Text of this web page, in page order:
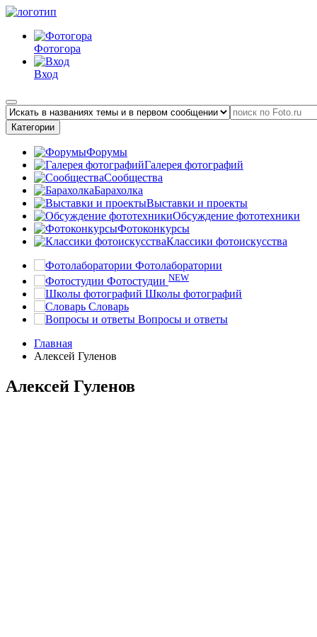
Фотогора
Вход
Категории
Форумы
Галерея фотографий
Сообщества
Барахолка
Выставки и проекты
Обсуждение фототехники
Фотоконкурсы
Классики фотоискусства
Фотолаборатории
Фотостудии NEW
Школы фотографий
Словарь
Вопросы и ответы
Главная
Алексей Гуленов
Алексей Гуленов